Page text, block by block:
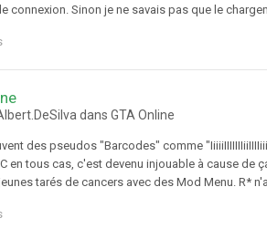
connexion. Sinon je ne savais pas que le
dans GTA Online
des pseudos "Barcodes" comme
en tous cas, c'est devenu injouable à cause de
tarés de cancers avec des Mod Menu. R*